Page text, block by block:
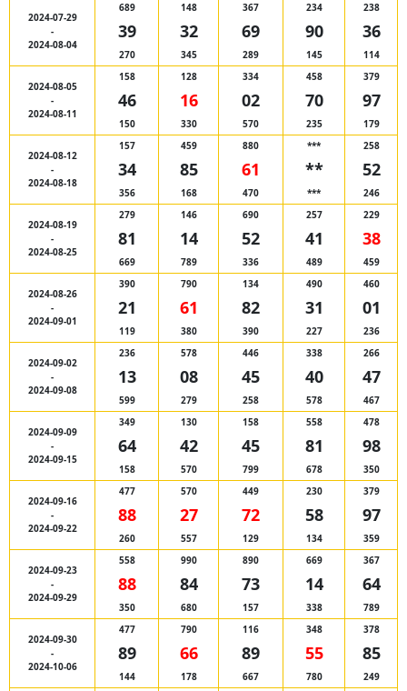
2024-07-29
-
2024-08-04
689
39
270
148
32
345
367
69
289
234
90
145
238
36
114
2024-08-05
-
2024-08-11
158
46
150
128
16
330
334
02
570
458
70
235
379
97
179
2024-08-12
-
2024-08-18
157
34
356
459
85
168
880
61
470
***
**
***
258
52
246
2024-08-19
-
2024-08-25
279
81
669
146
14
789
690
52
336
257
41
489
229
38
459
2024-08-26
-
2024-09-01
390
21
119
790
61
380
134
82
390
490
31
227
460
01
236
2024-09-02
-
2024-09-08
236
13
599
578
08
279
446
45
258
338
40
578
266
47
467
2024-09-09
-
2024-09-15
349
64
158
130
42
570
158
45
799
558
81
678
478
98
350
2024-09-16
-
2024-09-22
477
88
260
570
27
557
449
72
129
230
58
134
379
97
359
2024-09-23
-
2024-09-29
558
88
350
990
84
680
890
73
157
669
14
338
367
64
789
2024-09-30
-
2024-10-06
477
89
144
790
66
178
116
89
667
348
55
780
378
85
249